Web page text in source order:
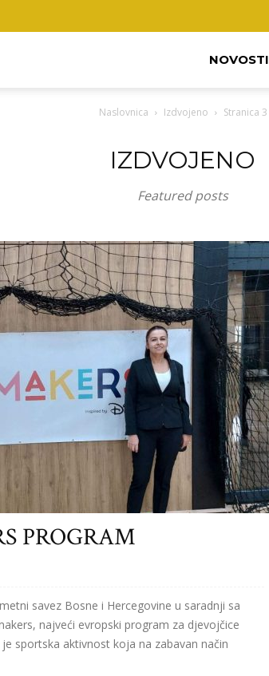
NOVOSTI
Naslovnica Izdvojeno Stranica 3
IZDVOJENO
Featured posts
PROGRAM
savez Bosne i Hercegovine u saradnji sa
najveći evropski program za djevojčice
sportska aktivnost koja na zabavan način